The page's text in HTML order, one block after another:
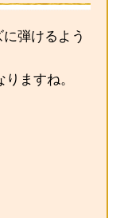
弾けるよう
ますね。